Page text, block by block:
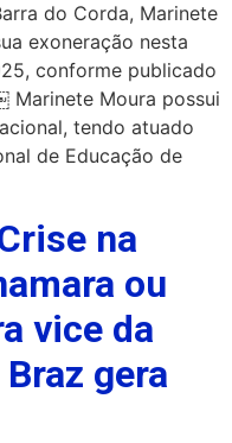
do Corda, Marinete
exoneração nesta
conforme publicado
Marinete Moura possui
tendo atuado
de Educação de
na
ou
vice da
gera